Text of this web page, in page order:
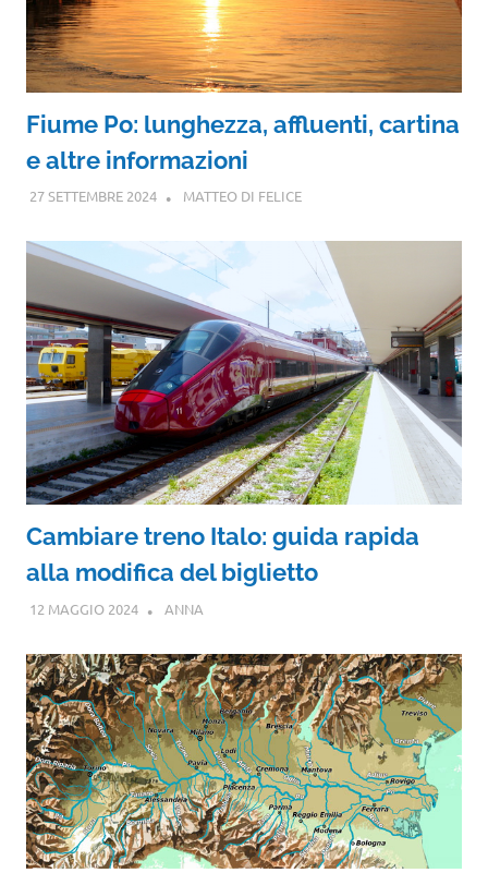
Fiume Po: lunghezza, affluenti, cartina
e altre informazioni
27 SETTEMBRE 2024 MATTEO DI FELICE
Cambiare treno Italo: guida rapida
alla modifica del biglietto
12 MAGGIO 2024 ANNA